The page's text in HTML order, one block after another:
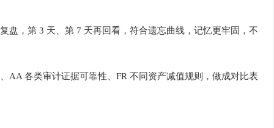
盘，第 3 天、第 7 天再回看，符合遗忘曲线，记忆更牢固，不
AA 各类审计证据可靠性、FR 不同资产减值规则，做成对比表